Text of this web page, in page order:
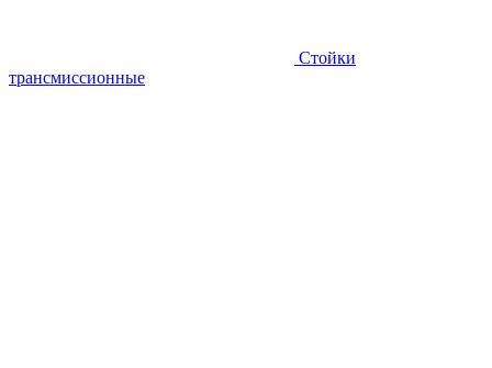
Стойки
трансмиссионные